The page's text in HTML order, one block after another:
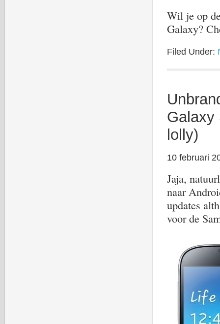
Wil je op
Galaxy?
Filed Under:
Galaxy
lolly)
10 februari
Jaja,
naar
updates
voor de